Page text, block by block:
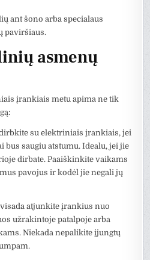
ant šono arba specialaus
paviršiaus.
asmenų
įrankiais metu apima ne tik
su elektriniais įrankiais, jei
bus saugiu atstumu. Idealu, jei jie
dirbate. Paaiškinkite vaikams
pavojus ir kodėl jie negali jų
visada atjunkite įrankius nuo
užrakintoje patalpoje arba
Niekada nepalikite įjungtų